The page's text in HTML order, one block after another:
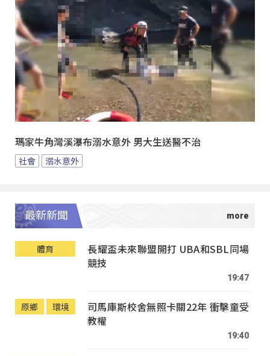
瑪家牛角灣溪瀑布溺水意外 男大生送醫不治
社會 溺水意外
最新新聞
體育
長耀盃未來聯盟開打 UBA和SBL同場
競技
19:47
原鄉 環境
司馬庫斯校舍無照卡關22年 衝擊童受
教權
19:40